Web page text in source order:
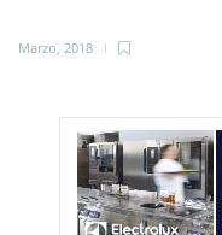
Marzo, 2018